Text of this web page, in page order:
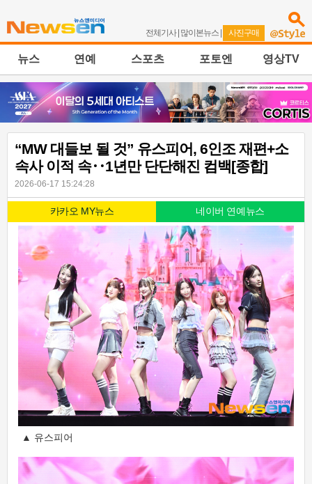
전체기사| 많이본뉴스 | 사진구매
뉴스 연예 스포츠 포토엔 영상TV
“MW 대들보 될 것” 유스피어, 6인조 재편+소
속사 이적 속‥1년만 단단해진 컴백[종합]
2026-06-17 15:24:28
카카오 MY뉴스 네이버 연예뉴스
▲ 유스피어